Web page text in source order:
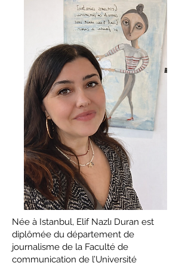
Née à Istanbul, Elif Nazlı Duran est
diplômée du département de
journalisme de la Faculté de
communication de l’Université